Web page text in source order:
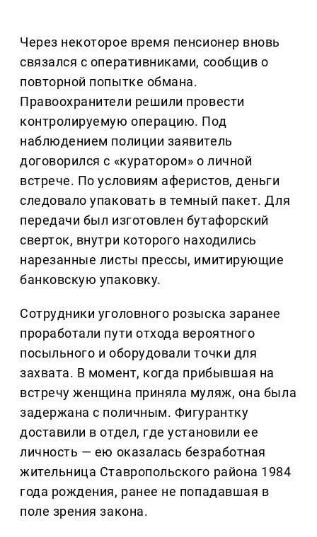
Через некоторое время пенсионер вновь
связался с оперативниками, сообщив о
повторной попытке обмана.
Правоохранители решили провести
контролируемую операцию. Под
наблюдением полиции заявитель
договорился с «куратором» о личной
встрече. По условиям аферистов, деньги
следовало упаковать в темный пакет. Для
передачи был изготовлен бутафорский
сверток, внутри которого находились
нарезанные листы прессы, имитирующие
банковскую упаковку.
Сотрудники уголовного розыска заранее
проработали пути отхода вероятного
посыльного и оборудовали точки для
захвата. В момент, когда прибывшая на
встречу женщина приняла муляж, она была
задержана с поличным. Фигурантку
доставили в отдел, где установили ее
личность — ею оказалась безработная
жительница Ставропольского района 1984
года рождения, ранее не попадавшая в
поле зрения закона.